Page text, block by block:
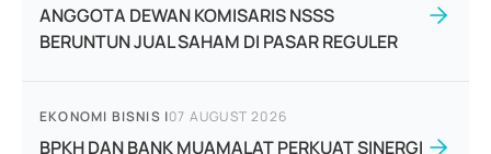
ANGGOTA DEWAN KOMISARIS NSSS
BERUNTUN JUAL SAHAM DI PASAR REGULER
EKONOMI BISNIS |07 AUGUST 2026
BPKH DAN BANK MUAMALAT PERKUAT SINERGI